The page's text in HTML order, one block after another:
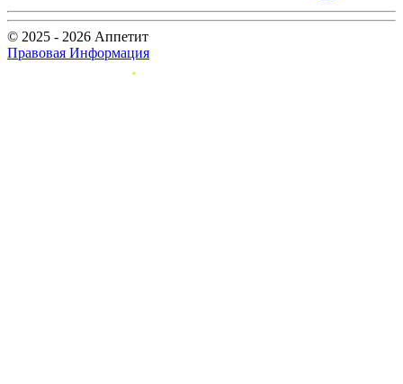
© 2025 - 2026 Аппетит
Правовая Информация